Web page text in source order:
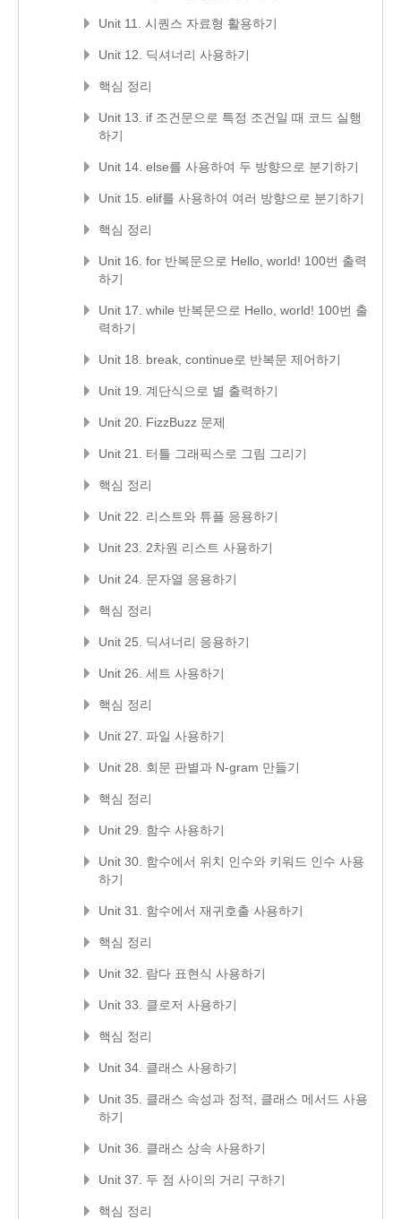
Unit 11. 시퀀스 자료형 활용하기
Unit 12. 딕셔너리 사용하기
핵심 정리
Unit 13. if 조건문으로 특정 조건일 때 코드 실행
하기
Unit 14. else를 사용하여 두 방향으로 분기하기
Unit 15. elif를 사용하여 여러 방향으로 분기하기
핵심 정리
Unit 16. for 반복문으로 Hello, world! 100번 출력
하기
Unit 17. while 반복문으로 Hello, world! 100번 출
력하기
Unit 18. break, continue로 반복문 제어하기
Unit 19. 계단식으로 별 출력하기
Unit 20. FizzBuzz 문제
Unit 21. 터틀 그래픽스로 그림 그리기
핵심 정리
Unit 22. 리스트와 튜플 응용하기
Unit 23. 2차원 리스트 사용하기
Unit 24. 문자열 응용하기
핵심 정리
Unit 25. 딕셔너리 응용하기
Unit 26. 세트 사용하기
핵심 정리
Unit 27. 파일 사용하기
Unit 28. 회문 판별과 N-gram 만들기
핵심 정리
Unit 29. 함수 사용하기
Unit 30. 함수에서 위치 인수와 키워드 인수 사용
하기
Unit 31. 함수에서 재귀호출 사용하기
핵심 정리
Unit 32. 람다 표현식 사용하기
Unit 33. 클로저 사용하기
핵심 정리
Unit 34. 클래스 사용하기
Unit 35. 클래스 속성과 정적, 클래스 메서드 사용
하기
Unit 36. 클래스 상속 사용하기
Unit 37. 두 점 사이의 거리 구하기
핵심 정리